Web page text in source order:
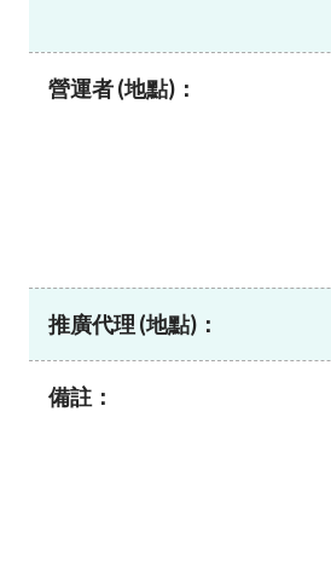
營運者 (地點)：
推廣代理 (地點)：
備註：